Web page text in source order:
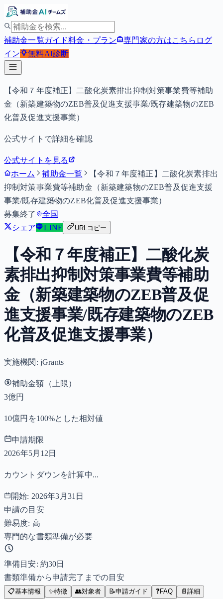
補助金一覧ガイド料金・プラン 専門家の方はこちら ログ
イン
無料AI診断
【令和７年度補正】二酸化炭素排出抑制対策事業費等補助
金（新築建築物のZEB普及促進支援事業/既存建築物のZEB
化普及促進支援事業）
公式サイトで詳細を確認
公式サイトを見る
ホーム
補助金一覧
【令和７年度補正】二酸化炭素排出
抑制対策事業費等補助金（新築建築物のZEB普及促進支援
事業/既存建築物のZEB化普及促進支援事業）
募集終了
全国
シェア
LINE URLコピー
【令和７年度補正】二酸化炭
素排出抑制対策事業費等補助
金（新築建築物のZEB普及促
進支援事業/既存建築物のZEB
化普及促進支援事業）
実施機関: jGrants
補助金額（上限）
3億円
10億円を100%とした相対値
申請期限
2026年5月12日
カウントダウンを計算中...
開始: 2026年3月31日
申請の目安
難易度: 高
専門的な書類準備が必要
準備目安: 約30日
書類準備から申請完了までの目安
📋基本情報 ✨特徴 👥対象者 📝申請ガイド ❓FAQ 📄 詳細